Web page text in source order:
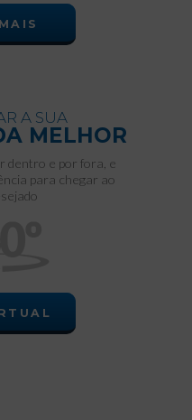
A SUA
MELHOR
dentro e por fora, e
para chegar ao